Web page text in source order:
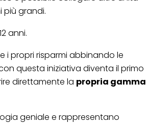
più grandi.
anni.
i propri risparmi abbinando le
questa iniziativa diventa il primo
direttamente la propria gamma
geniale e rappresentano